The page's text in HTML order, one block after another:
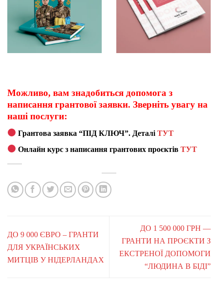
Можливо, вам знадобиться допомога з
написання грантової заявки. Зверніть увагу на
наші послуги:
Грантова заявка “ПІД КЛЮЧ”. ДеталіТУТ
Онлайн курс з написання грантових проєктівТУТ
ДО 9 000 ЄВРО – ГРАНТИ
ДЛЯ УКРАЇНСЬКИХ
МИТЦІВ У НІДЕРЛАНДАХ
ДО 1 500 000 ГРН —
ГРАНТИ НА ПРОЄКТИ З
ЕКСТРЕНОЇ ДОПОМОГИ
“ЛЮДИНА В БІДІ”